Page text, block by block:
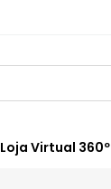
Loja Virtual 360º